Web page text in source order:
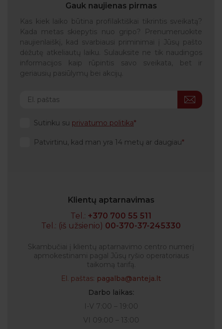
Gauk naujienas pirmas
Kas kiek laiko būtina profilaktiškai tikrintis sveikatą?
Kada metas skiepytis nuo gripo? Prenumeruokite
naujienlaiškį, kad svarbiausi priminimai į Jūsų pašto
dėžutę atkeliautų laiku. Sulauksite ne tik naudingos
informacijos kaip rūpintis savo sveikata, bet ir
geriausių pasiūlymų bei akcijų.
Sutinku su privatumo politika
Patvirtinu, kad man yra 14 metų ar daugiau
Klientų aptarnavimas
Tel.: +370 700 55 511
Tel.: (iš užsienio) 00-370-37-245330
Skambučiai į klientų aptarnavimo centro numerį
apmokestinami pagal Jūsų ryšio operatoriaus
taikomą tarifą.
El. paštas: pagalba@anteja.lt
Darbo laikas:
I-V 7:00 – 19:00
VI 09:00 – 13:00